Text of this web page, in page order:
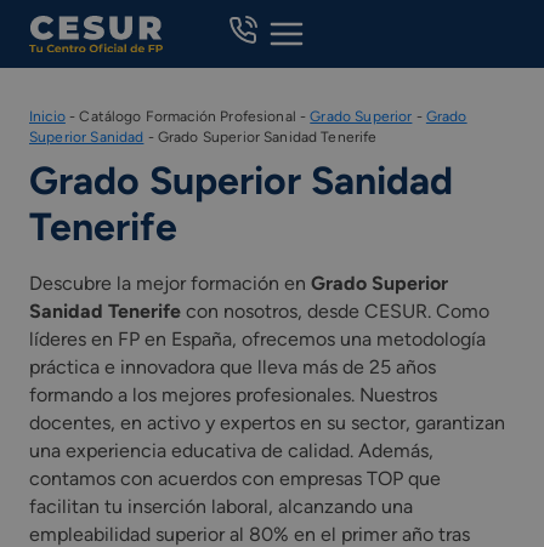
Skip
content
Inicio-Catálogo Formación Profesional -Grado Superior - Grado
Superior Sanidad - Grado Superior Sanidad Tenerife
Grado Superior Sanidad
Tenerife
Descubre la mejor formación en Grado Superior
Sanidad Tenerife con nosotros, desde CESUR. Como
líderes en FP en España, ofrecemos una metodología
práctica e innovadora que lleva más de 25 años
formando a los mejores profesionales. Nuestros
docentes, en activo y expertos en su sector, garantizan
una experiencia educativa de calidad. Además,
contamos con acuerdos con empresas TOP que
facilitan tu inserción laboral, alcanzando una
empleabilidad superior al 80% en el primer año tras